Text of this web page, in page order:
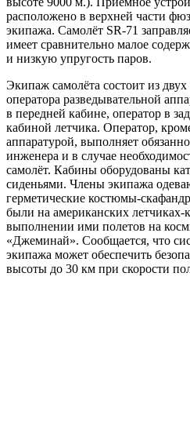
расположено в верхней части
экипажа. Самолёт SR-71
имеет сравнительно малое
и низкую упругость паров.
Экипаж самолёта состоит из двух
оператора разведывательной
в передней кабине, оператор в
кабиной летчика. Оператор,
аппаратурой, выполняет
инженера и в случае
самолёт. Кабины оборудованы
сиденьями. Члены экипажа
герметические костюмы-
были на американских летчиках-
выполнении ими полетов на
«Джеминай». Сообщается, что
экипажа может обеспечить
высоты до 30 км при скорости